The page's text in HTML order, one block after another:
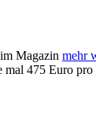
Magazin mehr
475 Euro